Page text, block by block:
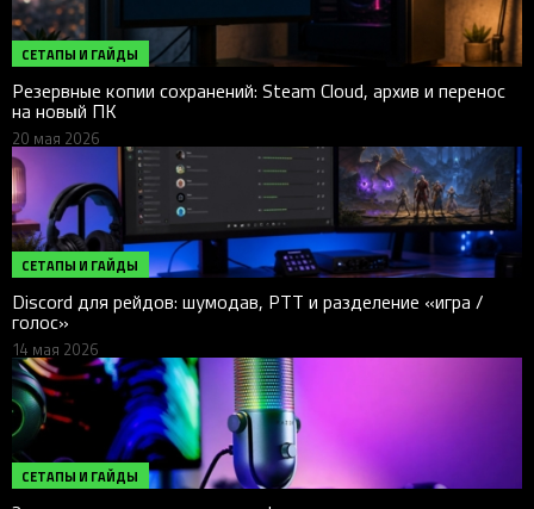
СЕТАПЫ И ГАЙДЫ
Резервные копии сохранений: Steam Cloud, архив и перенос
на новый ПК
20 мая 2026
СЕТАПЫ И ГАЙДЫ
Discord для рейдов: шумодав, PTT и разделение «игра /
голос»
14 мая 2026
СЕТАПЫ И ГАЙДЫ